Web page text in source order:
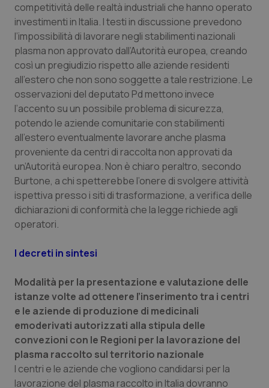
Provincia Autonoma di Bolzano
Provincia Autonoma di Trento
Puglia
Sardegna
Sicilia
Toscana
Umbria
Infezioni & Febbre
Ipertensione & Scompenso
Malattie rare
Malattia di Crohn & Rettocolite Ulcerosa
Neuroscienze & patologie neurodegenerative
Obesità
Oftalmologia
Oncologia & Nutrizione
Psoriasi & pelle
Quotidiano Cardiologia
competitività delle realtà industriali che hanno operato
investimenti in Italia. I testi in discussione prevedono
l’impossibilità di lavorare negli stabilimenti nazionali
plasma non approvato dall’Autorità europea, creando
così un pregiudizio rispetto alle aziende residenti
all’estero che non sono soggette a tale restrizione. Le
osservazioni del deputato Pd mettono invece
l’accento su un possibile problema di sicurezza,
potendo le aziende comunitarie con stabilimenti
all’estero eventualmente lavorare anche plasma
proveniente da centri di raccolta non approvati da
un’Autorità europea. Non è chiaro peraltro, secondo
Burtone, a chi spetterebbe l’onere di svolgere attività
ispettiva presso i siti di trasformazione, a verifica delle
dichiarazioni di conformità che la legge richiede agli
operatori.
I decreti in sintesi
Modalità per la presentazione e valutazione delle
istanze volte ad ottenere l’inserimento tra i centri
e le aziende di produzione di medicinali
emoderivati autorizzati alla stipula delle
convezioni con le Regioni per la lavorazione del
plasma raccolto sul territorio nazionale
I centri e le aziende che vogliono candidarsi per la
lavorazione del plasma raccolto in Italia dovranno